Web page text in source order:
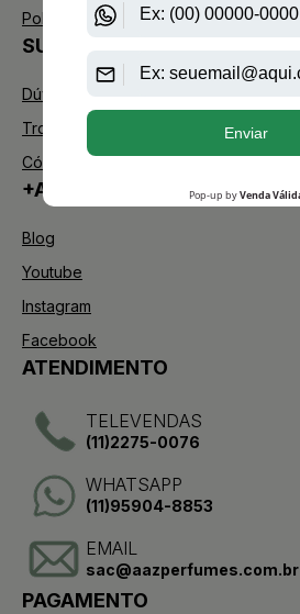
Política de Troca
SUPORTE
Dúvidas Frequentes
Trocas e Devoluções
Código de defesa do consumidor
+AAZ PERFUMES
Blog
Youtube
Instagram
Facebook
ATENDIMENTO
TELEVENDAS
(11)2275-0076
WHATSAPP
(11)95904-8853
EMAIL
sac@aazperfumes.com.br
PAGAMENTO